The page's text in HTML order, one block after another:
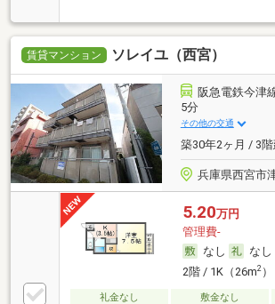
賃貸マンション ソレイユ（西宮）
阪急電鉄今津
5分
その他の交通
築30年2ヶ月 / 3階
兵庫県西宮市
5.20万円
管理費-
なし
なし
2階 / 1K（26m2）
礼金なし 敷金なし